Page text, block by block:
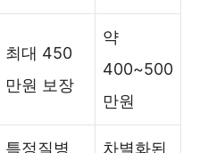
최대 450
만원 보장
약
400~500
만원
특정질병 차별화된